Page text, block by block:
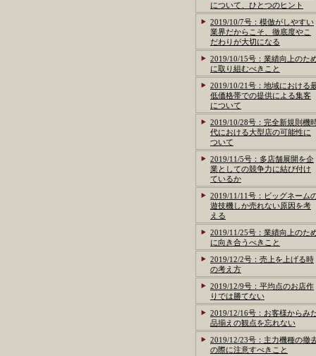
について、ひとつのヒント
2019/10/7号：模倣がしやすい
業界だからこそ、徹底度やこ
だわりが大切になる
2019/10/15号：業績向上のた
に取り組むべきこと
2019/10/21号：地域における
低価格帯での提供による集客
について
2019/10/28号：完全新規則機
代における大型店の可能性に
ついて
2019/11/5号：多店舗展開を企
業としての競争力に結び付け
ているか
2019/11/11号：ビッグネーム
遊技機しか売れない原因を考
える
2019/11/25号：業績向上のた
に向き合うべきこと
2019/12/2号：売上を上げる時
の考え方
2019/12/9号：平均点のお店作
りでは勝てない
2019/12/16号：お客様からみ
品揃えの観点を忘れない
2019/12/23号：主力機種の撤
の際に注意すべきこと